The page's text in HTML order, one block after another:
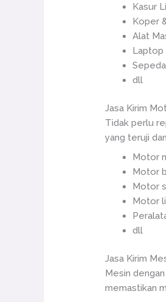
Kasur
Koper
Alat
Laptop
Sepeda
dll
Jasa Kirim
Tidak perlu
yang teruji
Motor
Motor
Motor
Motor
dll
Jasa Kirim
Mesin
memastikan